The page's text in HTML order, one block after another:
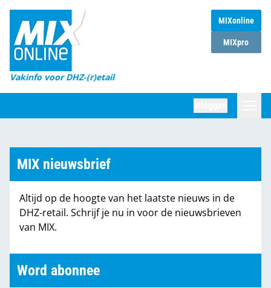
MIXonline
MIXpro
Vakinfo voor DHZ-(r)etail
Home
Magazines
DHZ Sessie
Marktcijfers
Partners
MIX nieuwsbrief
Altijd op de hoogte van het laatste nieuws in de
DHZ-retail. Schrijf je nu in voor de nieuwsbrieven
van MIX.
Word abonnee